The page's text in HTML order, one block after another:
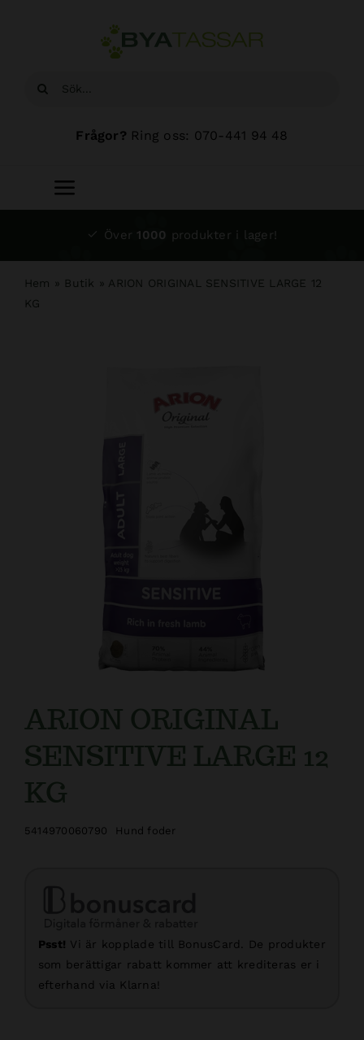
Sök
Frågor? Ring oss: 070-441 94 48
Toggle
Navigation
Hundsalong
Över 1000 produkter i lager!
Hem » Butik » ARION ORIGINAL SENSITIVE LARGE 12
KG
ARION ORIGINAL
SENSITIVE LARGE 12
KG
5414970060790 Hund foder
Psst! Vi är kopplade till BonusCard. De produkter
som berättigar rabatt kommer att krediteras er i
efterhand via Klarna!